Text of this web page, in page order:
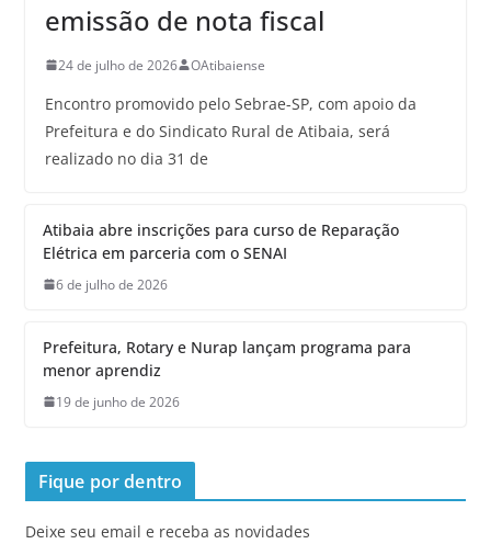
emissão de nota fiscal
24 de julho de 2026 OAtibaiense
Encontro promovido pelo Sebrae-SP, com apoio da
Prefeitura e do Sindicato Rural de Atibaia, será
realizado no dia 31 de
Atibaia abre inscrições para curso de Reparação
Elétrica em parceria com o SENAI
6 de julho de 2026
Prefeitura, Rotary e Nurap lançam programa para
menor aprendiz
19 de junho de 2026
Fique por dentro
Deixe seu email e receba as novidades